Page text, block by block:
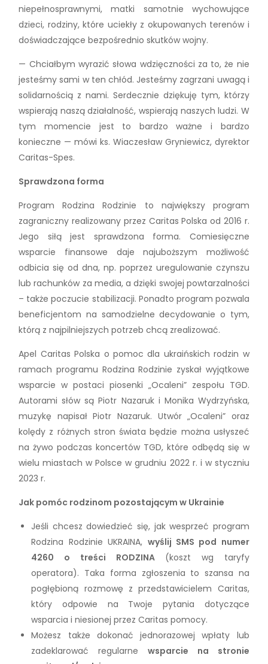
niepełnosprawnymi, matki samotnie wychowujące
dzieci, rodziny, które uciekły z okupowanych terenów i
doświadczające bezpośrednio skutków wojny.
— Chciałbym wyrazić słowa wdzięczności za to, że nie
jesteśmy sami w ten chłód. Jesteśmy zagrzani uwagą i
solidarnością z nami. Serdecznie dziękuję tym, którzy
wspierają naszą działalność, wspierają naszych ludzi. W
tym momencie jest to bardzo ważne i bardzo
konieczne — mówi ks. Wiaczesław Gryniewicz, dyrektor
Caritas-Spes.
Sprawdzona forma
Program Rodzina Rodzinie to największy program
zagraniczny realizowany przez Caritas Polska od 2016 r.
Jego siłą jest sprawdzona forma. Comiesięczne
wsparcie finansowe daje najuboższym możliwość
odbicia się od dna, np. poprzez uregulowanie czynszu
lub rachunków za media, a dzięki swojej powtarzalności
– także poczucie stabilizacji. Ponadto program pozwala
beneficjentom na samodzielne decydowanie o tym,
którą z najpilniejszych potrzeb chcą zrealizować.
Apel Caritas Polska o pomoc dla ukraińskich rodzin w
ramach programu Rodzina Rodzinie zyskał wyjątkowe
wsparcie w postaci piosenki „Ocaleni” zespołu TGD.
Autorami słów są Piotr Nazaruk i Monika Wydrzyńska,
muzykę napisał Piotr Nazaruk. Utwór „Ocaleni” oraz
kolędy z różnych stron świata będzie można usłyszeć
na żywo podczas koncertów TGD, które odbędą się w
wielu miastach w Polsce w grudniu 2022 r. i w styczniu
2023 r.
Jak pomóc rodzinom pozostającym w Ukrainie
Jeśli chcesz dowiedzieć się, jak wesprzeć program
Rodzina Rodzinie UKRAINA, wyślij SMS pod numer
4260 o treści RODZINA(koszt wg taryfy
operatora). Taka forma zgłoszenia to szansa na
pogłębioną rozmowę z przedstawicielem Caritas,
który odpowie na Twoje pytania dotyczące
wsparcia i niesionej przez Caritas pomocy.
Możesz także dokonać jednorazowej wpłaty lub
zadeklarować regularne wsparcie na stronie